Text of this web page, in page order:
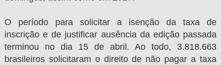
O período para solicitar a isenção da taxa de
inscrição e de justificar ausência da edição passada
terminou no dia 15 de abril. Ao todo, 3.818.663
brasileiros solicitaram o direito de não pagar a taxa